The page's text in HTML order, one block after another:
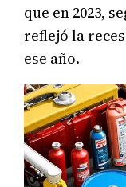
que en 2023,
reflejó la
ese año.